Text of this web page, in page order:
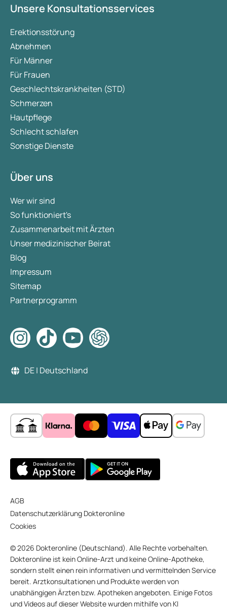
Unsere Konsultationsservices
Erektionsstörung
Abnehmen
Für Männer
Für Frauen
Geschlechtskrankheiten (STD)
Schmerzen
Hautpflege
Schlecht schlafen
Sonstige Dienste
Über uns
Wer wir sind
So funktioniert's
Zusammenarbeit mit Ärzten
Unser medizinischer Beirat
Blog
Impressum
Sitemap
Partnerprogramm
DE | Deutschland
AGB
Datenschutzerklärung Dokteronline
Cookies
© 2026 Dokteronline (Deutschland). Alle Rechte vorbehalten.
Dokteronline ist kein Online-Arzt und keine Online-Apotheke,
sondern stellt einen rein informativen und vermittelnden Service
bereit. Arztkonsultationen und Produkte werden von
unabhängigen Ärzten bzw. Apotheken angeboten. Einige Fotos
und Videos auf dieser Website wurden mithilfe von KI